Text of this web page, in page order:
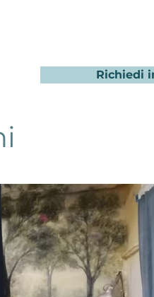
Richiedi